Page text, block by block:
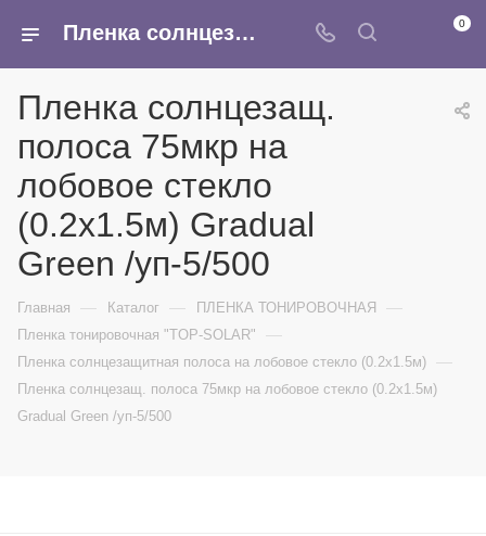
Пленка солнцезащ. полоса 75мкр на лобовое стекло (0.2x1.5м) Gradual Green /уп-5/500 - купить в интернет-магазине Армина 0
Пленка солнцезащ.
полоса 75мкр на
лобовое стекло
(0.2x1.5м) Gradual
Green /уп-5/500
Главная — Каталог — ПЛЕНКА ТОНИРОВОЧНАЯ —
Пленка тонировочная "TOP-SOLAR" —
Пленка солнцезащитная полоса на лобовое стекло (0.2x1.5м) —
Пленка солнцезащ. полоса 75мкр на лобовое стекло (0.2x1.5м)
Gradual Green /уп-5/500